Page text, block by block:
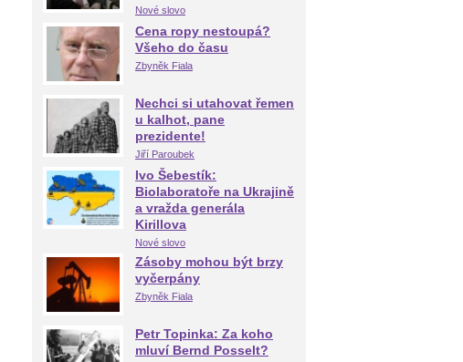
Nové slovo
Cena ropy nestoupá?
Všeho do času
Zbyněk Fiala
Nechci si utahovat řemen
u kalhot, pane
prezidente!
Jiří Paroubek
Ivo Šebestík:
Biolaboratoře na Ukrajině
a vražda generála
Kirillova
Nové slovo
Zásoby mohou být brzy
vyčerpány
Zbyněk Fiala
Petr Topinka: Za koho
mluví Bernd Posselt?